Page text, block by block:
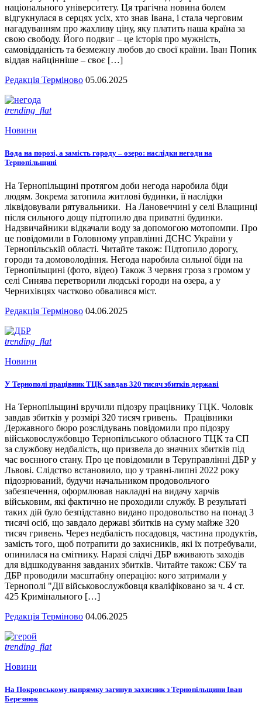
національного університету. Ця трагічна новина болем
відгукнулася в серцях усіх, хто знав Івана, і стала черговим
нагадуванням про жахливу ціну, яку платить наша країна за
свою свободу. Його подвиг – це історія про мужність,
самовідданість та безмежну любов до своєї країни. Іван Попик
віддав найцінніше – своє […]
Редакція Терміново 05.06.2025
trending_flat
Новини
Вода на порозі, а замість городу – озеро: наслідки негоди на
Тернопільщині
На Тернопільщині протягом доби негода наробила біди
людям. Зокрема затопила житлові будинки, її наслідки
ліквідовували рятувальники. На Лановеччині у селі Влащинці
після сильного дощу підтопило два приватні будинки.
Надзвичайники відкачали воду за допомогою мотопомпи. Про
це повідомили в Головному управлінні ДСНС України у
Тернопільській області. Читайте також: Підтопило дорогу,
городи та домоволодіння. Негода наробила сильної біди на
Тернопільщині (фото, відео) Також 3 червня гроза з громом у
селі Синява перетворили людські городи на озера, а у
Чернихівцях частково обвалився міст.
Редакція Терміново 04.06.2025
trending_flat
Новини
У Тернополі працівник ТЦК завдав 320 тисяч збитків державі
На Тернопільщині вручили підозру працівнику ТЦК. Чоловік
завдав збитків у розмірі 320 тисяч гривень. Працівники
Державного бюро розслідувань повідомили про підозру
військовослужбовцю Тернопільського обласного ТЦК та СП
за службову недбалість, що призвела до значних збитків під
час воєнного стану. Про це повідомили в Теруправлінні ДБР у
Львові. Слідство встановило, що у травні-липні 2022 року
підозрюваний, будучи начальником продовольчого
забезпечення, оформлював накладні на видачу харчів
військовим, які фактично не проходили службу. В результаті
таких дій було безпідставно видано продовольство на понад 3
тисячі осіб, що завдало державі збитків на суму майже 320
тисяч гривень. Через недбалість посадовця, частина продуктів,
замість того, щоб потрапити до захисників, які їх потребували,
опинилася на смітнику. Наразі слідчі ДБР вживають заходів
для відшкодування завданих збитків. Читайте також: СБУ та
ДБР проводили масштабну операцію: кого затримали у
Тернополі "Дії військовослужбовця кваліфіковано за ч. 4 ст.
425 Кримінального […]
Редакція Терміново 04.06.2025
trending_flat
Новини
На Покровському напрямку загинув захисник з Тернопільщини Іван
Березнюк